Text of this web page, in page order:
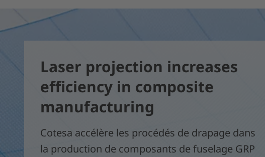
Laser projection increases
efficiency in composite
manufacturing
Cotesa accélère les procédés de drapage dans
la production de composants de fuselage GRP